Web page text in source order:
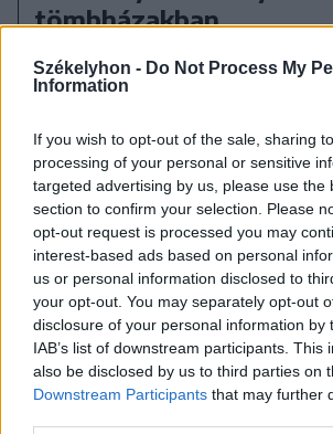
Székelyhon - Do Not Process My
Information
If you wish to opt-out of the sale, sharing
processing of your personal or sensitive
targeted advertising by us, please use the
section to confirm your selection. Please
opt-out request is processed you may
interest-based ads based on personal
us or personal information disclosed to
your opt-out. You may separately opt-out
disclosure of your personal information by
IAB’s list of downstream participants. This
also be disclosed by us to third parties on
Downstream Participants that may further
tömbházakban